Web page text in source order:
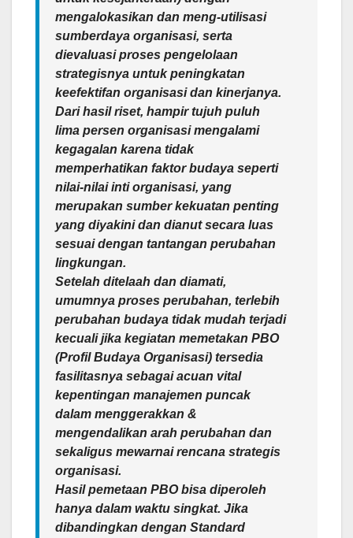
mengalokasikan dan meng-utilisasi
sumberdaya organisasi, serta
dievaluasi proses pengelolaan
strategisnya untuk peningkatan
keefektifan organisasi dan kinerjanya.
Dari hasil riset, hampir tujuh puluh
lima persen organisasi mengalami
kegagalan karena tidak
memperhatikan faktor budaya seperti
nilai-nilai inti organisasi, yang
merupakan sumber kekuatan penting
yang diyakini dan dianut secara luas
sesuai dengan tantangan perubahan
lingkungan.
Setelah ditelaah dan diamati,
umumnya proses perubahan, terlebih
perubahan budaya tidak mudah terjadi
kecuali jika kegiatan memetakan PBO
(Profil Budaya Organisasi) tersedia
fasilitasnya sebagai acuan vital
kepentingan manajemen puncak
dalam menggerakkan &
mengendalikan arah perubahan dan
sekaligus mewarnai rencana strategis
organisasi.
Hasil pemetaan PBO bisa diperoleh
hanya dalam waktu singkat. Jika
dibandingkan dengan Standard